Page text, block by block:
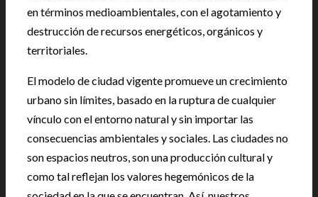
en términos medioambientales, con el agotamiento y
destrucción de recursos energéticos, orgánicos y
territoriales.
El modelo de ciudad vigente promueve un crecimiento
urbano sin límites, basado en la ruptura de cualquier
vínculo con el entorno natural y sin importar las
consecuencias ambientales y sociales. Las ciudades no
son espacios neutros, son una producción cultural y
como tal reflejan los valores hegemónicos de la